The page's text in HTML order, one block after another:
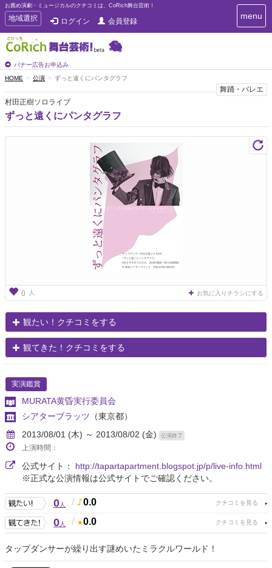
お薦め演劇・ミュージカルのクチコミは、CoRich舞台芸術！
T
o
g
g
e
n
a
v
g
地域選択 ログイン 会員登録
バナー広告お申込み
T
o
n
i
g
menu
HOME 公演 ずっと遠くにパンタグラフ
舞踊・バレエ
村田正樹ソロライブ
ずっと遠くにパンタグラフ
0 人 お気に入りチラシにする
観たい！クチコミをする
観てきた！クチコミをする
実演鑑賞
MURATA黄昏実行委員会
シアターブラッツ （東京都）
2013/08/01 (木) ～ 2013/08/02 (金)
公演終了
上演時間：
公式サイト： http://tapartapartment.blogspot.jp/p/live-info.html
※正式な公演情報は公式サイトでご確認ください。
0人 / 0.0
0人 / 0.0
タップダンサーが繰り出す謎めいたミラクルワールド！